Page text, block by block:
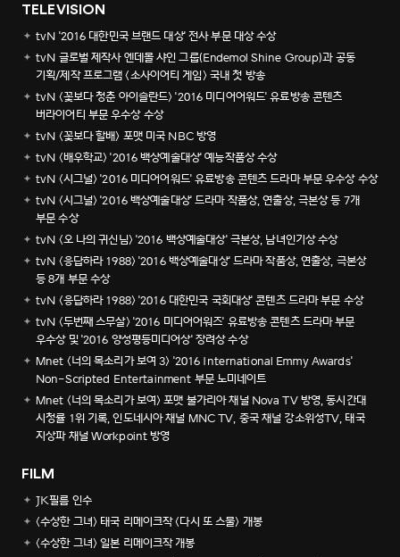
TELEVISION
tvN '2016 대한민국 브랜드 대상' 전사 부문 대상 수상
tvN 글로벌 제작사 엔데몰 샤인 그룹(Endemol Shine Group)과 공동
기획/제작 프로그램 <소사이어티 게임> 국내 첫 방송
tvN <꽃보다 청춘 아이슬란드> '2016 미디어어워드' 유료방송 콘텐츠
버라이어티 부문 우수상 수상
tvN <꽃보다 할배> 포맷 미국 NBC 방영
tvN <배우학교> '2016 백상예술대상' 예능작품상 수상
tvN <시그널> '2016 미디어어워드' 유료방송 콘텐츠 드라마 부문 우수상 수상
tvN <시그널> '2016 백상예술대상' 드라마 작품상, 연출상, 극본상 등 7개
부문 수상
tvN <오 나의 귀신님> '2016 백상예술대상' 극본상, 남녀인기상 수상
tvN <응답하라 1988> '2016 백상예술대상' 드라마 작품상, 연출상, 극본상
등 8개 부문 수상
tvN <응답하라 1988> '2016 대한민국 국회대상' 콘텐츠 드라마 부문 수상
tvN <두번째 스무살> '2016 미디어어워즈' 유료방송 콘텐츠 드라마 부문
우수상 및 '2016 양성평등미디어상' 장려상 수상
Mnet <너의 목소리가 보여 3> '2016 International Emmy Awards'
Non-Scripted Entertainment 부문 노미네이트
Mnet <너의 목소리가 보여> 포맷 불가리아 채널 Nova TV 방영, 동시간대
시청률 1위 기록, 인도네시아 채널 MNC TV, 중국 채널 강소위성TV, 태국
지상파 채널 Workpoint 방영
FILM
JK필름 인수
<수상한 그녀> 태국 리메이크작 <다시 또 스물> 개봉
<수상한 그녀> 일본 리메이크작 개봉